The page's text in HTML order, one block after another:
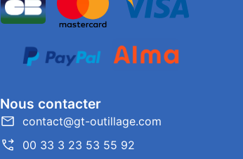
Nous contacter
contact@gt-outillage.com
00 33 3 23 53 55 92